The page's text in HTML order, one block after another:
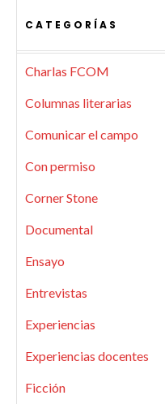
CATEGORÍAS
Charlas FCOM
Columnas literarias
Comunicar el campo
Con permiso
Corner Stone
Documental
Ensayo
Entrevistas
Experiencias
Experiencias docentes
Ficción